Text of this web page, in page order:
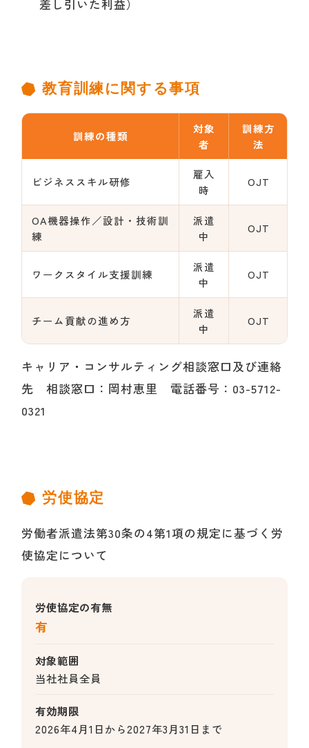
差し引いた利益）
教育訓練に関する事項
訓練の種類
対象
者
訓練方
法
ビジネススキル研修
雇入
時
OJT
OA機器操作／設計・技術訓
練
派遣
中
OJT
ワークスタイル支援訓練
派遣
中
OJT
チーム貢献の進め方
派遣
中
OJT
キャリア・コンサルティング相談窓口及び連絡
先 相談窓口：岡村恵里 電話番号：03-5712-
0321
労使協定
労働者派遣法第30条の4第1項の規定に基づく労
使協定について
労使協定の有無
有
対象範囲
当社社員全員
有効期限
2026年4月1日から2027年3月31日まで